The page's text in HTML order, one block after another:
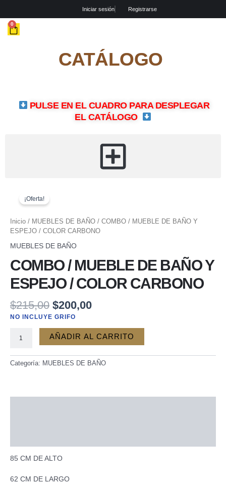
contenido
Iniciar sesión Registrarse
0
CART
CATÁLOGO
PULSE EN EL CUADRO PARA DESPLEGAR
EL CATÁLOGO
¡Oferta!
Inicio / MUEBLES DE BAÑO / COMBO / MUEBLE DE BAÑO Y
ESPEJO / COLOR CARBONO
MUEBLES DE BAÑO
COMBO / MUEBLE DE BAÑO Y
ESPEJO / COLOR CARBONO
$215,00
era:
$215,00.
$200,00
es:
$200,00.
NO INCLUYE GRIFO
DE
BAÑO
/
COLOR
CARBONO
AÑADIR AL CARRITO
Categoría: MUEBLES DE BAÑO
85 CM DE ALTO
62 CM DE LARGO